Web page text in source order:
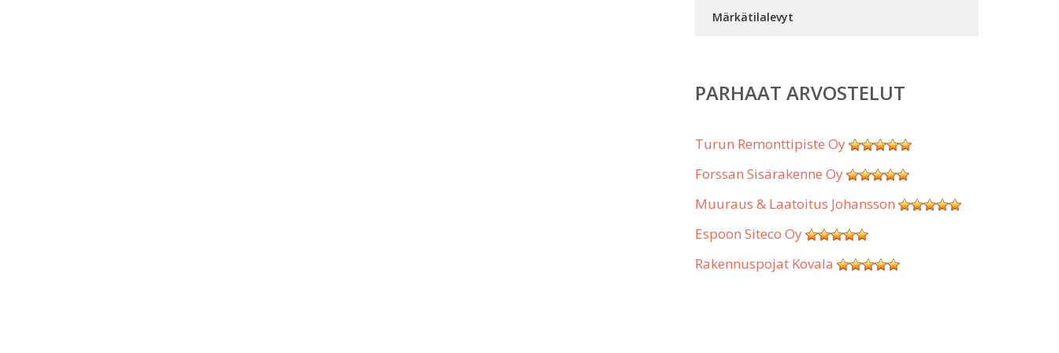
Märkätilalevyt
PARHAAT ARVOSTELUT
Turun Remonttipiste Oy
Forssan Sisärakenne Oy
Muuraus & Laatoitus Johansson
Espoon Siteco Oy
Rakennuspojat Kovala